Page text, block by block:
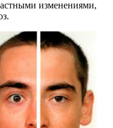
изменениями,